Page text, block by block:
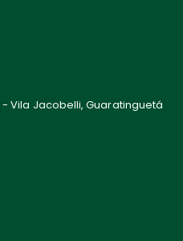
- Vila Jacobelli, Guaratinguetá